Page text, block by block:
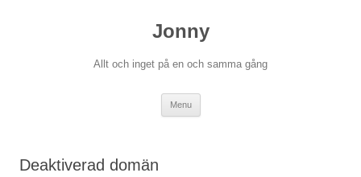
Jonny
Allt och inget på en och samma gång
Menu
Deaktiverad domän